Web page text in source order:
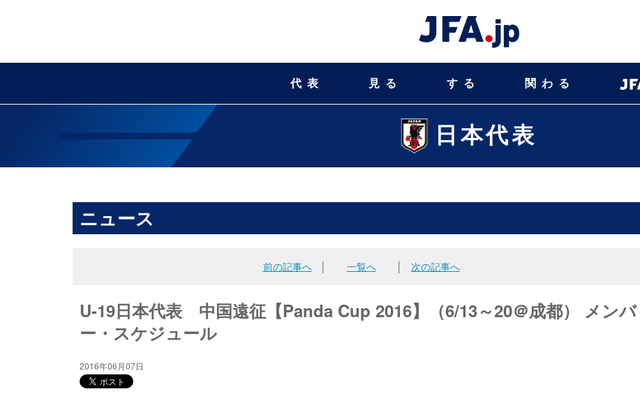
代表 見る する 関わる
日本代表
ニュース
前の記事へ│ 一覧へ 次の記事へ
U-19日本代表 中国遠征【Panda Cup 2016】（6/13～20＠成都） メンバ
ー・スケジュール
2016年06月07日